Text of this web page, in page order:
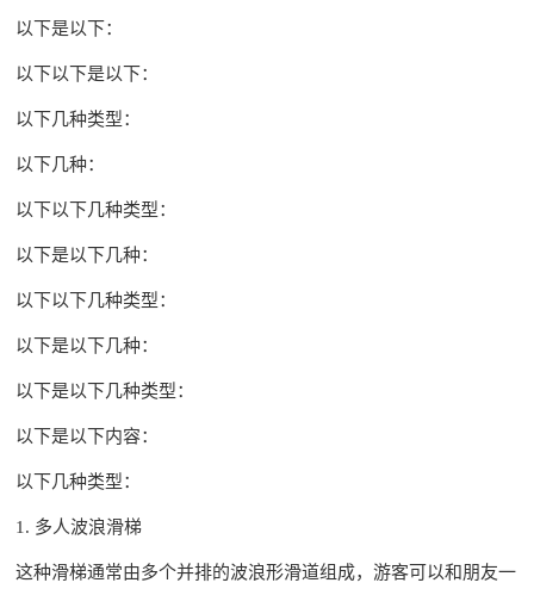
以下是以下：
以下以下是以下：
以下几种类型：
以下几种：
以下以下几种类型：
以下是以下几种：
以下以下几种类型：
以下是以下几种：
以下是以下几种类型：
以下是以下内容：
以下几种类型：
1. 多人波浪滑梯
这种滑梯通常由多个并排的波浪形滑道组成，游客可以和朋友一